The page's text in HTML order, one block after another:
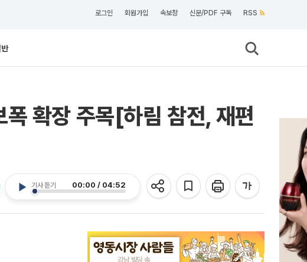
로그인 회원가입 속보창 신문/PDF 구독 RSS
확장 주목[하림 참전, 재편
기사 듣기 00:00 / 04:52